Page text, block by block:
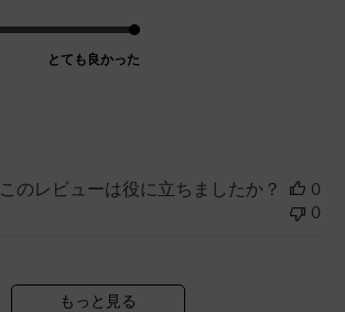
とても良かった
このレビューは役に立ちましたか？
0
0
もっと見る